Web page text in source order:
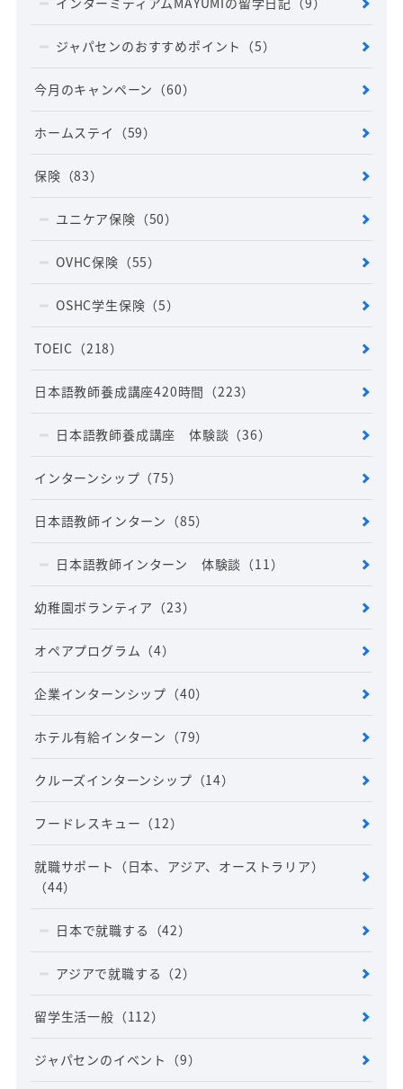
ジャパセンのおすすめポイント （5）
今月のキャンペーン （60）
ホームステイ （59）
保険 （83）
ユニケア保険 （50）
OVHC保険 （55）
OSHC学生保険 （5）
TOEIC （218）
日本語教師養成講座420時間 （223）
日本語教師養成講座 体験談 （36）
インターンシップ （75）
日本語教師インターン （85）
日本語教師インターン 体験談 （11）
幼稚園ボランティア （23）
オペアプログラム （4）
企業インターンシップ （40）
ホテル有給インターン （79）
クルーズインターンシップ （14）
フードレスキュー （12）
就職サポート（日本、アジア、オーストラリア）
（44）
日本で就職する （42）
アジアで就職する （2）
留学生活一般 （112）
ジャパセンのイベント （9）